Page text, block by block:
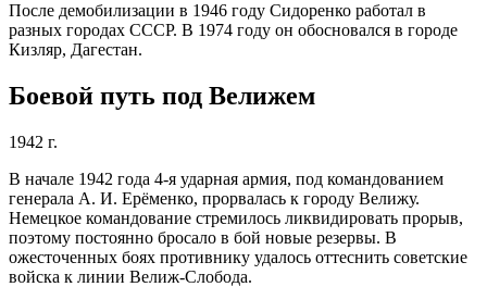
После демобилизации в 1946 году Сидоренко работал в
разных городах СССР. В 1974 году он обосновался в городе
Кизляр, Дагестан.
Боевой путь под Велижем
1942 г.
В начале 1942 года 4-я ударная армия, под командованием
генерала А. И. Ерёменко, прорвалась к городу Велижу.
Немецкое командование стремилось ликвидировать прорыв,
поэтому постоянно бросало в бой новые резервы. В
ожесточенных боях противнику удалось оттеснить советские
войска к линии Велиж-Слобода.